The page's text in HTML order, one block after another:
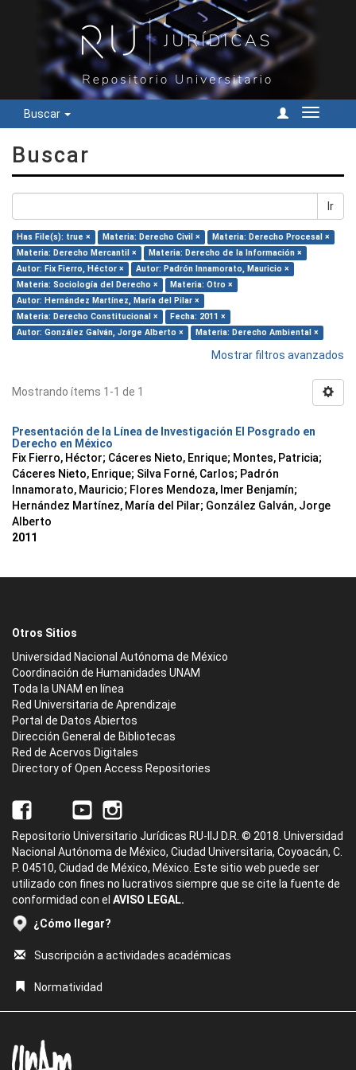
Buscar
Cambiar
Buscar
Ir
Has File(s): true × Materia: Derecho Civil ×
Materia: Derecho Procesal ×
Materia: Derecho Mercantil ×
Materia: Derecho de la Información ×
Autor: Fix Fierro, Héctor ×
Autor: Padrón Innamorato, Mauricio ×
Materia: Sociología del Derecho ×
Materia: Otro ×
Autor: Hernández Martínez, María del Pilar ×
Materia: Derecho Constitucional ×
Fecha: 2011 ×
Autor: González Galván, Jorge Alberto ×
Materia: Derecho Ambiental ×
Mostrar filtros avanzados
Mostrando ítems 1-1 de 1
Presentación de la Línea de Investigación El Posgrado en
Derecho en México
Fix Fierro, Héctor; Cáceres Nieto, Enrique; Montes, Patricia;
Cáceres Nieto, Enrique; Silva Forné, Carlos; Padrón
Innamorato, Mauricio; Flores Mendoza, Imer Benjamín;
Hernández Martínez, María del Pilar; González Galván, Jorge
Alberto
2011
Otros Sitios
Universidad Nacional Autónoma de México
Coordinación de Humanidades UNAM
Toda la UNAM en línea
Red Universitaria de Aprendizaje
Portal de Datos Abiertos
Dirección General de Bibliotecas
Red de Acervos Digitales
Directory of Open Access Repositories
Repositorio Universitario Jurídicas RU-IIJ D.R. © 2018. Universidad
Nacional Autónoma de México, Ciudad Universitaria, Coyoacán, C.
P. 04510, Ciudad de México, México. Este sitio web puede ser
utilizado con fines no lucrativos siempre que se cite la fuente de
conformidad con el AVISO LEGAL.
¿Cómo llegar?
Suscripción a actividades académicas
Normatividad